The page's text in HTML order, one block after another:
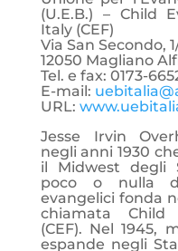
(U.E.B.) – Child
Italy (CEF)
Via San Secondo,
12050 Magliano
Tel. e fax: 0173-
E-mail:
URL:
Jesse Irvin
negli anni 1930
il Midwest degli
poco o nulla
evangelici fonda
chiamata Child
(CEF). Nel 1945,
espande negli